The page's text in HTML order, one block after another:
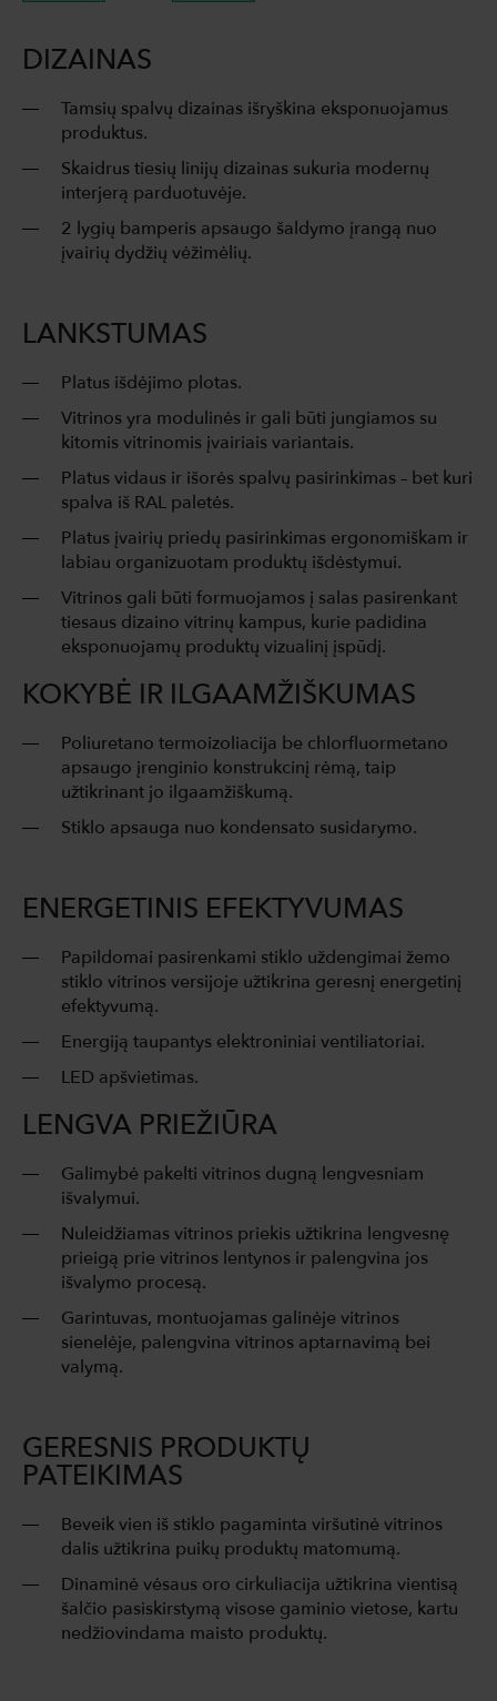
DIZAINAS
Tamsių spalvų dizainas išryškina eksponuojamus
produktus.
Skaidrus tiesių linijų dizainas sukuria modernų
interjerą parduotuvėje.
2 lygių bamperis apsaugo šaldymo įrangą nuo
įvairių dydžių vėžimėlių.
LANKSTUMAS
Platus išdėjimo plotas.
Vitrinos yra modulinės ir gali būti jungiamos su
kitomis vitrinomis įvairiais variantais.
Platus vidaus ir išorės spalvų pasirinkimas – bet kuri
spalva iš RAL paletės.
Platus įvairių priedų pasirinkimas ergonomiškam ir
labiau organizuotam produktų išdėstymui.
Vitrinos gali būti formuojamos į salas pasirenkant
tiesaus dizaino vitrinų kampus, kurie padidina
eksponuojamų produktų vizualinį įspūdį.
KOKYBĖ IR ILGAAMŽIŠKUMAS
Poliuretano termoizoliacija be chlorfluormetano
apsaugo įrenginio konstrukcinį rėmą, taip
užtikrinant jo ilgaamžiškumą.
Stiklo apsauga nuo kondensato susidarymo.
ENERGETINIS EFEKTYVUMAS
Papildomai pasirenkami stiklo uždengimai žemo
stiklo vitrinos versijoje užtikrina geresnį energetinį
efektyvumą.
Energiją taupantys elektroniniai ventiliatoriai.
LED apšvietimas.
LENGVA PRIEŽIŪRA
Galimybė pakelti vitrinos dugną lengvesniam
išvalymui.
Nuleidžiamas vitrinos priekis užtikrina lengvesnę
prieigą prie vitrinos lentynos ir palengvina jos
išvalymo procesą.
Garintuvas, montuojamas galinėje vitrinos
sienelėje, palengvina vitrinos aptarnavimą bei
valymą.
GERESNIS PRODUKTŲ
PATEIKIMAS
Beveik vien iš stiklo pagaminta viršutinė vitrinos
dalis užtikrina puikų produktų matomumą.
Dinaminė vėsaus oro cirkuliacija užtikrina vientisą
šalčio pasiskirstymą visose gaminio vietose, kartu
nedžiovindama maisto produktų.